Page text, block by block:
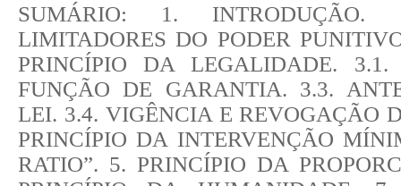
SUMÁRIO: 1. INTRODUÇÃO.
LIMITADORES DO PODER
PRINCÍPIO DA LEGALIDADE. 3.1.
FUNÇÃO DE GARANTIA. 3.3.
LEI. 3.4. VIGÊNCIA E REVOGAÇÃO
PRINCÍPIO DA INTERVENÇÃO
RATIO”. 5. PRINCÍPIO DA